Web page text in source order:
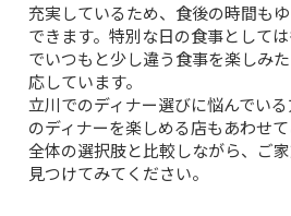
充実しているため、食後の時間も
できます。特別な日の食事として
でいつもと少し違う食事を楽しみ
応しています。
立川でのディナー選びに悩んでいる
のディナーを楽しめる店もあわせ
全体の選択肢と比較しながら、ご
見つけてみてください。